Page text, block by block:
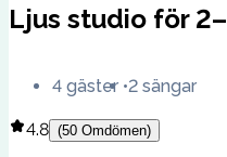
Ljus studio för
4 gäster 2 sängar
4.8 (50 Omdömen)